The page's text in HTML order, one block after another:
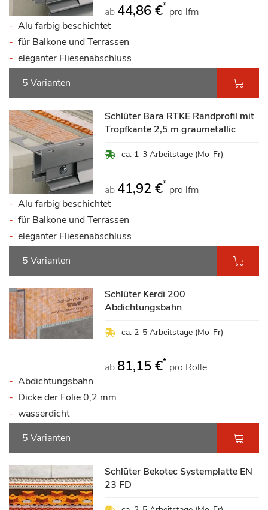
ab 44,86 €* pro lfm
Alu farbig beschichtet
für Balkone und Terrassen
eleganter Fliesenabschluss
5 Varianten
Schlüter Bara RTKE Randprofil mit
Tropfkante 2,5 m graumetallic
ca. 1-3 Arbeitstage (Mo-Fr)
ab 41,92 €* pro lfm
Alu farbig beschichtet
für Balkone und Terrassen
eleganter Fliesenabschluss
5 Varianten
Schlüter Kerdi 200
Abdichtungsbahn
ca. 2-5 Arbeitstage (Mo-Fr)
ab 81,15 €* pro Rolle
Abdichtungsbahn
Dicke der Folie 0,2 mm
wasserdicht
5 Varianten
Schlüter Bekotec Systemplatte EN
23 FD